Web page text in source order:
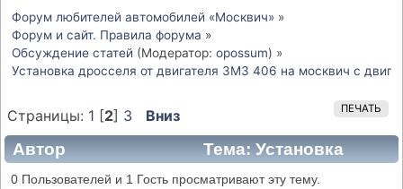
Форум любителей автомобилей «Москвич» »
Форум и сайт. Правила форума »
Обсуждение статей (Модератор: opossum) »
Установка дросселя от двигателя ЗМЗ 406 на москвич с
ПЕЧАТЬ
Страницы: 1 [2] 3 Вниз
Автор
Тема: Установка
дросселя от двигателя ЗМЗ 406 на москвич
0 Пользователей и 1 Гость просматривают эту тему.